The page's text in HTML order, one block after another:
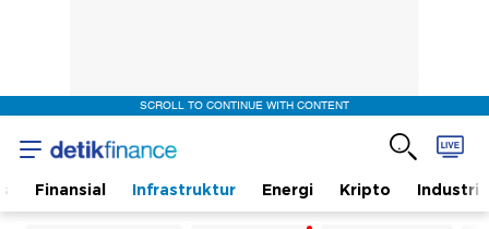
SCROLL TO CONTINUE WITH CONTENT
Finansial Infrastruktur Energi Kripto Industri